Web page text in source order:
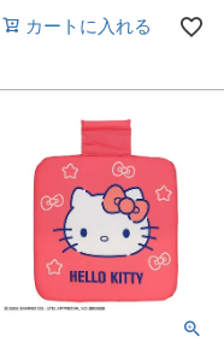
カートに入れる